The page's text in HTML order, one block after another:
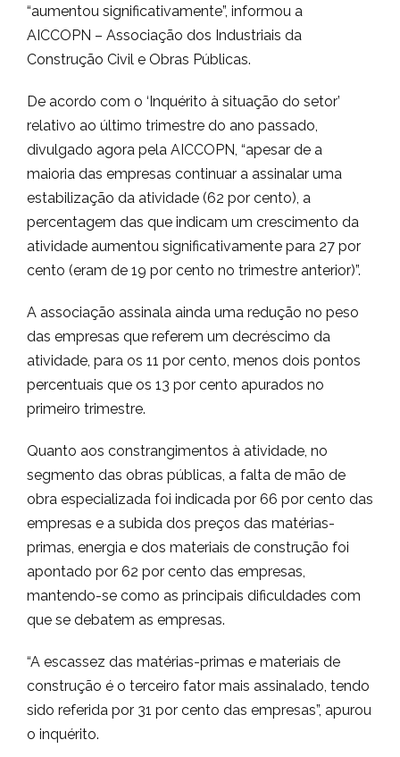
“aumentou significativamente”, informou a
AICCOPN – Associação dos Industriais da
Construção Civil e Obras Públicas.
De acordo com o ‘Inquérito à situação do setor’
relativo ao último trimestre do ano passado,
divulgado agora pela AICCOPN, “apesar de a
maioria das empresas continuar a assinalar uma
estabilização da atividade (62 por cento), a
percentagem das que indicam um crescimento da
atividade aumentou significativamente para 27 por
cento (eram de 19 por cento no trimestre anterior)”.
A associação assinala ainda uma redução no peso
das empresas que referem um decréscimo da
atividade, para os 11 por cento, menos dois pontos
percentuais que os 13 por cento apurados no
primeiro trimestre.
Quanto aos constrangimentos à atividade, no
segmento das obras públicas, a falta de mão de
obra especializada foi indicada por 66 por cento das
empresas e a subida dos preços das matérias-
primas, energia e dos materiais de construção foi
apontado por 62 por cento das empresas,
mantendo-se como as principais dificuldades com
que se debatem as empresas.
“A escassez das matérias-primas e materiais de
construção é o terceiro fator mais assinalado, tendo
sido referida por 31 por cento das empresas”, apurou
o inquérito.